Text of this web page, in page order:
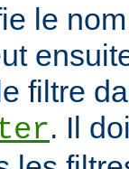
le
filtre
. Il